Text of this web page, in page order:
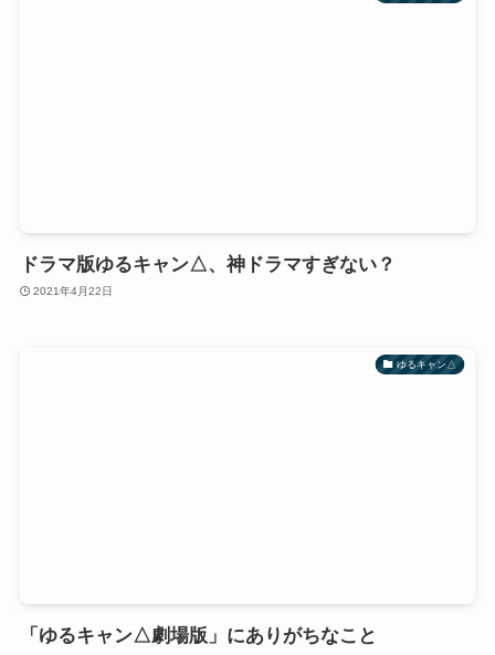
ドラマ版ゆるキャン△、神ドラマすぎない？
2021年4月22日
ゆるキャン△
「ゆるキャン△劇場版」にありがちなこと